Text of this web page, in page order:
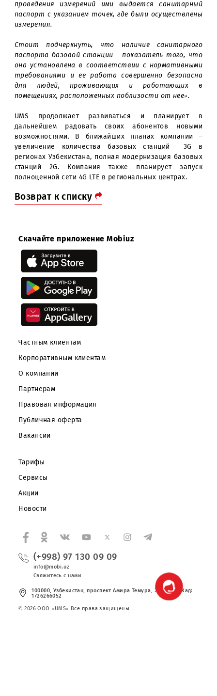
Предварительный запуск оборудования
осуществляется в присутствии
Госсанэпиднадзора, которые уже
приборами проверяют соответствие на
в проекте мощность и другие нормативы.
проведения измерений ими выдается
паспорт с указанием точек, где были
измерения.
она установлена в соответствии с
требованиями и ее работа совершенно
для людей, проживающих и
помещениях, расположенных поблизости от нее».
UMS продолжает развиваться и
дальнейшем радовать своих абонентов
возможностями. В ближайших планах
увеличение количества базовых станций
регионах Узбекистана, полная модернизация
полноценной сети 4G LTE в региональных центрах.
Частным клиентам
Корпоративным клиентам
О компании
Партнерам
Правовая информация